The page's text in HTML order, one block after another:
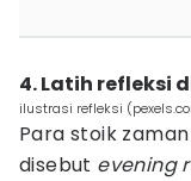
4. Latih refleksi
ilustrasi refleksi
Para stoik
disebut evening